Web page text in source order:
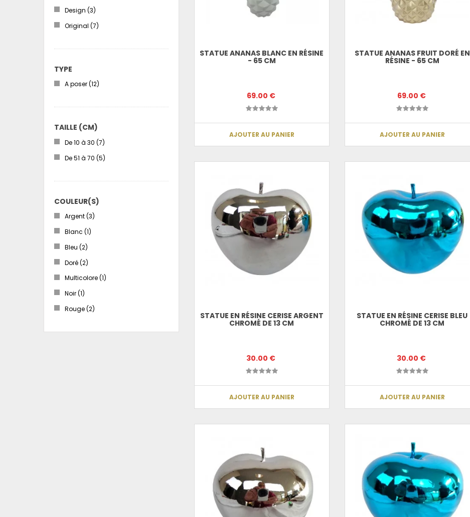
Design (3)
Original (7)
TYPE
A poser(12)
TAILLE (CM)
De 10 à 30 (7)
De 51 à 70 (5)
COULEUR(S)
Argent(3)
Blanc (1)
Bleu (2)
Doré(2)
Multicolore(1)
Noir(1)
Rouge(2)
STATUE ANANAS BLANC EN RÉSINE
- 65 CM
69.00 €
AJOUTER AU PANIER
STATUE ANANAS FRUIT DORÉ EN
RÉSINE - 65 CM
69.00 €
AJOUTER AU PANIER
STATUE EN RÉSINE CERISE ARGENT
CHROMÉ DE 13 CM
30.00 €
AJOUTER AU PANIER
STATUE EN RÉSINE CERISE BLEU
CHROMÉ DE 13 CM
30.00 €
AJOUTER AU PANIER